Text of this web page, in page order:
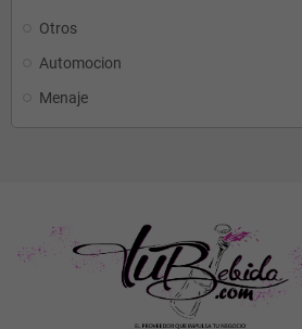
Otros
Automocion
Menaje